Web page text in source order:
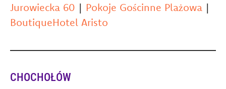
Jurowiecka 60 | Pokoje Gościnne Plażowa |
BoutiqueHotel Aristo
CHOCHOŁÓW